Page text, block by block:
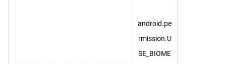
android.pe
rmission.U
SE_BIOME